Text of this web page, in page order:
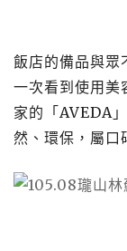
飯店的備品與
一次看到使用美
家的「AVEDA
然、環保，屬口